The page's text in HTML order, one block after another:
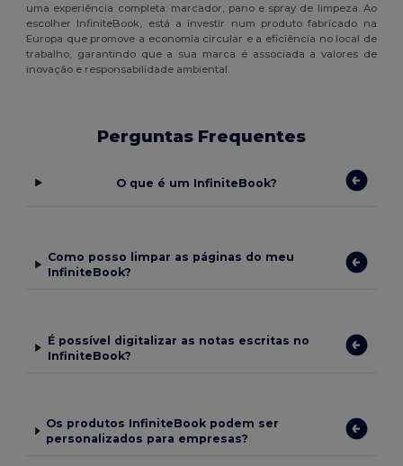
uma experiência completa: marcador, pano e spray de limpeza. Ao
escolher InfiniteBook, está a investir num produto fabricado na
Europa que promove a economia circular e a eficiência no local de
trabalho, garantindo que a sua marca é associada a valores de
inovação e responsabilidade ambiental.
Perguntas Frequentes
O que é um InfiniteBook?
Como posso limpar as páginas do meu
InfiniteBook?
É possível digitalizar as notas escritas no
InfiniteBook?
Os produtos InfiniteBook podem ser
personalizados para empresas?